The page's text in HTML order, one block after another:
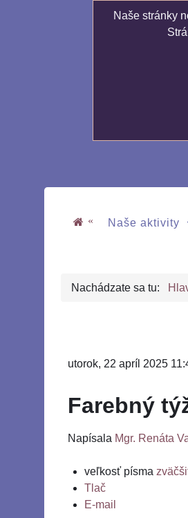
Naše stránky
« Naše aktivity
Nachádzate sa tu:
utorok, 22 apríl 2025
Farebný
Napísala Mgr. Renáta
veľkosť písma
Tlač
E-mail